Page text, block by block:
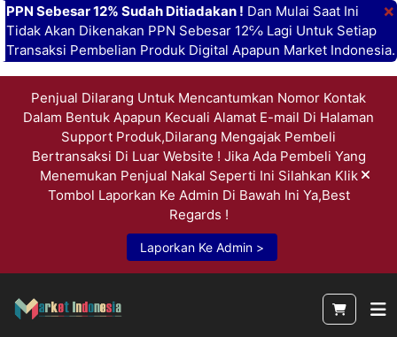
×
PPN Sebesar 12% Sudah Ditiadakan ! Dan Mulai Saat Ini
Tidak Akan Dikenakan PPN Sebesar 12℅ Lagi Untuk Setiap
Transaksi Pembelian Produk Digital Apapun Market Indonesia.
Penjual Dilarang Untuk Mencantumkan Nomor Kontak
Dalam Bentuk Apapun Kecuali Alamat E-mail Di Halaman
Support Produk,Dilarang Mengajak Pembeli
Bertransaksi Di Luar Website ! Jika Ada Pembeli Yang
Menemukan Penjual Nakal Seperti Ini Silahkan Klik
Tombol Laporkan Ke Admin Di Bawah Ini Ya,Best
Regards !
Laporkan Ke Admin >